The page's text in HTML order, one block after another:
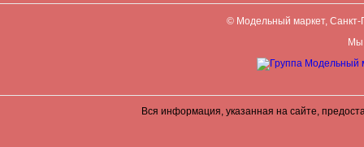
© Модельный маркет, Санкт-
Мы
Вся информация, указанная на сайте,